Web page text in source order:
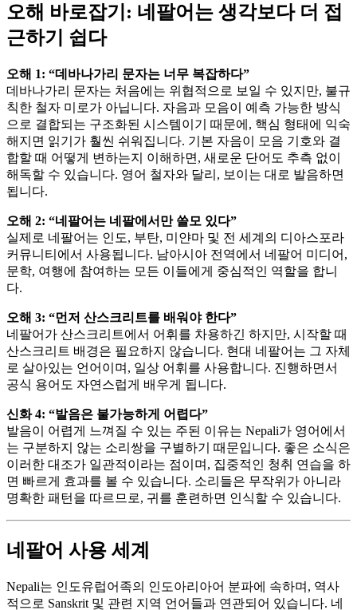
오해 바로잡기: 네팔어는 생각보다 더 접
근하기 쉽다
오해 1: “데바나가리 문자는 너무 복잡하다”
데바나가리 문자는 처음에는 위협적으로 보일 수 있지만, 불규
칙한 철자 미로가 아닙니다. 자음과 모음이 예측 가능한 방식
으로 결합되는 구조화된 시스템이기 때문에, 핵심 형태에 익숙
해지면 읽기가 훨씬 쉬워집니다. 기본 자음이 모음 기호와 결
합할 때 어떻게 변하는지 이해하면, 새로운 단어도 추측 없이
해독할 수 있습니다. 영어 철자와 달리, 보이는 대로 발음하면
됩니다.
오해 2: “네팔어는 네팔에서만 쓸모 있다”
실제로 네팔어는 인도, 부탄, 미얀마 및 전 세계의 디아스포라
커뮤니티에서 사용됩니다. 남아시아 전역에서 네팔어 미디어,
문학, 여행에 참여하는 모든 이들에게 중심적인 역할을 합니
다.
오해 3: “먼저 산스크리트를 배워야 한다”
네팔어가 산스크리트에서 어휘를 차용하긴 하지만, 시작할 때
산스크리트 배경은 필요하지 않습니다. 현대 네팔어는 그 자체
로 살아있는 언어이며, 일상 어휘를 사용합니다. 진행하면서
공식 용어도 자연스럽게 배우게 됩니다.
신화 4: “발음은 불가능하게 어렵다”
발음이 어렵게 느껴질 수 있는 주된 이유는 Nepali가 영어에서
는 구분하지 않는 소리쌍을 구별하기 때문입니다. 좋은 소식은
이러한 대조가 일관적이라는 점이며, 집중적인 청취 연습을 하
면 빠르게 효과를 볼 수 있습니다. 소리들은 무작위가 아니라
명확한 패턴을 따르므로, 귀를 훈련하면 인식할 수 있습니다.
네팔어 사용 세계
Nepali는 인도유럽어족의 인도아리아어 분파에 속하며, 역사
적으로 Sanskrit 및 관련 지역 언어들과 연관되어 있습니다. 네